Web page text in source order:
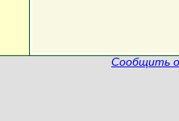
Сообщить о